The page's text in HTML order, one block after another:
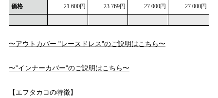
価格 21.600円 23.769円 27.000円 27.000円
〜アウトカバー "レースドレス"のご説明はこちら〜
〜”インナーカバー”のご説明はこちら〜
【エフタカコの特徴】